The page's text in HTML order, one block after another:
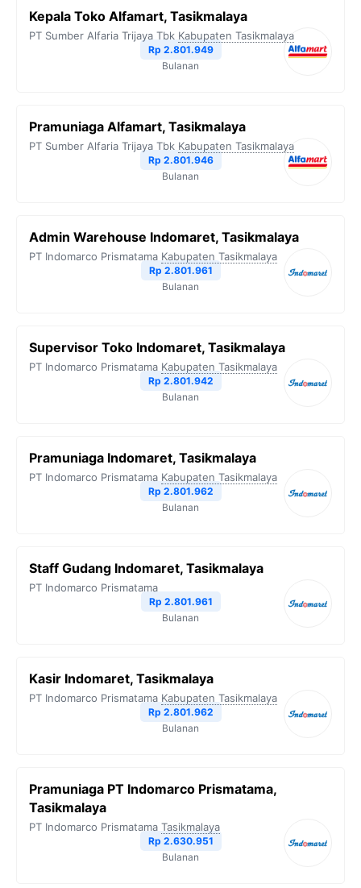
Kepala Toko Alfamart, Tasikmalaya
PT Sumber Alfaria Trijaya Tbk Kabupaten Tasikmalaya
Rp 2.801.949
Bulanan
Pramuniaga Alfamart, Tasikmalaya
PT Sumber Alfaria Trijaya Tbk Kabupaten Tasikmalaya
Rp 2.801.946
Bulanan
Admin Warehouse Indomaret, Tasikmalaya
PT Indomarco Prismatama Kabupaten Tasikmalaya
Rp 2.801.961
Bulanan
Supervisor Toko Indomaret, Tasikmalaya
PT Indomarco Prismatama Kabupaten Tasikmalaya
Rp 2.801.942
Bulanan
Pramuniaga Indomaret, Tasikmalaya
PT Indomarco Prismatama Kabupaten Tasikmalaya
Rp 2.801.962
Bulanan
Staff Gudang Indomaret, Tasikmalaya
PT Indomarco Prismatama
Rp 2.801.961
Bulanan
Kasir Indomaret, Tasikmalaya
PT Indomarco Prismatama Kabupaten Tasikmalaya
Rp 2.801.962
Bulanan
Pramuniaga PT Indomarco Prismatama,
Tasikmalaya
PT Indomarco Prismatama Tasikmalaya
Rp 2.630.951
Bulanan